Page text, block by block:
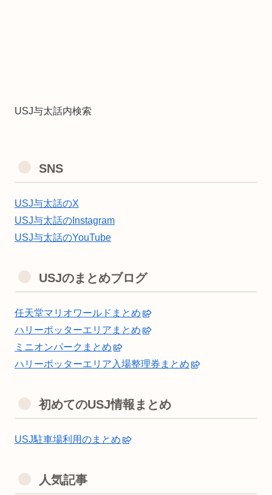
USJ与太話内検索
SNS
USJ与太話のX
USJ与太話のInstagram
USJ与太話のYouTube
USJのまとめブログ
任天堂マリオワールドまとめ
ハリーポッターエリアまとめ
ミニオンパークまとめ
ハリーポッターエリア入場整理券まとめ
初めてのUSJ情報まとめ
USJ駐車場利用のまとめ
人気記事